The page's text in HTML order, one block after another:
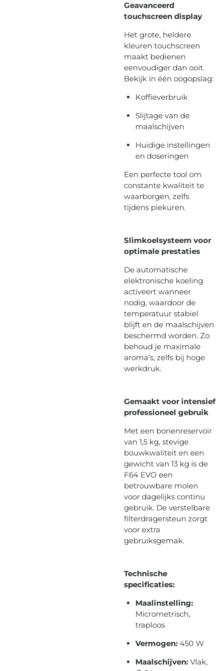
Geavanceerd
touchscreen display
Het grote, heldere
kleuren touchscreen
maakt bedienen
eenvoudiger dan ooit.
Bekijk in één oogopslag:
Koffieverbruik
Slijtage van de
maalschijven
Huidige instellingen
en doseringen
Een perfecte tool om
constante kwaliteit te
waarborgen, zelfs
tijdens piekuren.
Slimkoelsysteem voor
optimale prestaties
De automatische
elektronische koeling
activeert wanneer
nodig, waardoor de
temperatuur stabiel
blijft en de maalschijven
beschermd worden. Zo
behoud je maximale
aroma’s, zelfs bij hoge
werkdruk.
Gemaakt voor intensief
professioneel gebruik
Met een bonenreservoir
van 1,5 kg, stevige
bouwkwaliteit en een
gewicht van 13 kg is de
F64 EVO een
betrouwbare molen
voor dagelijks continu
gebruik. De verstelbare
filterdragersteun zorgt
voor extra
gebruiksgemak.
Technische
specificaties:
Maalinstelling:
Micrometrisch,
traploos
Vermogen:450 W
Maalschijven:Vlak,